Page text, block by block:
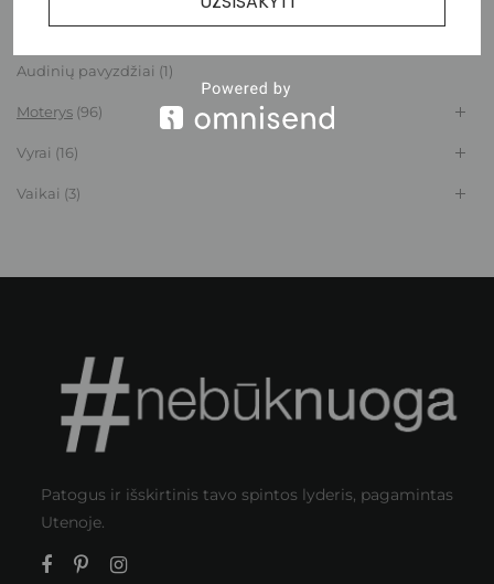
Kategorijos
Audinių pavyzdžiai (1)
Moterys (96)
Vyrai (16)
Vaikai (3)
Patogus ir išskirtinis tavo spintos lyderis, pagamintas
Utenoje.